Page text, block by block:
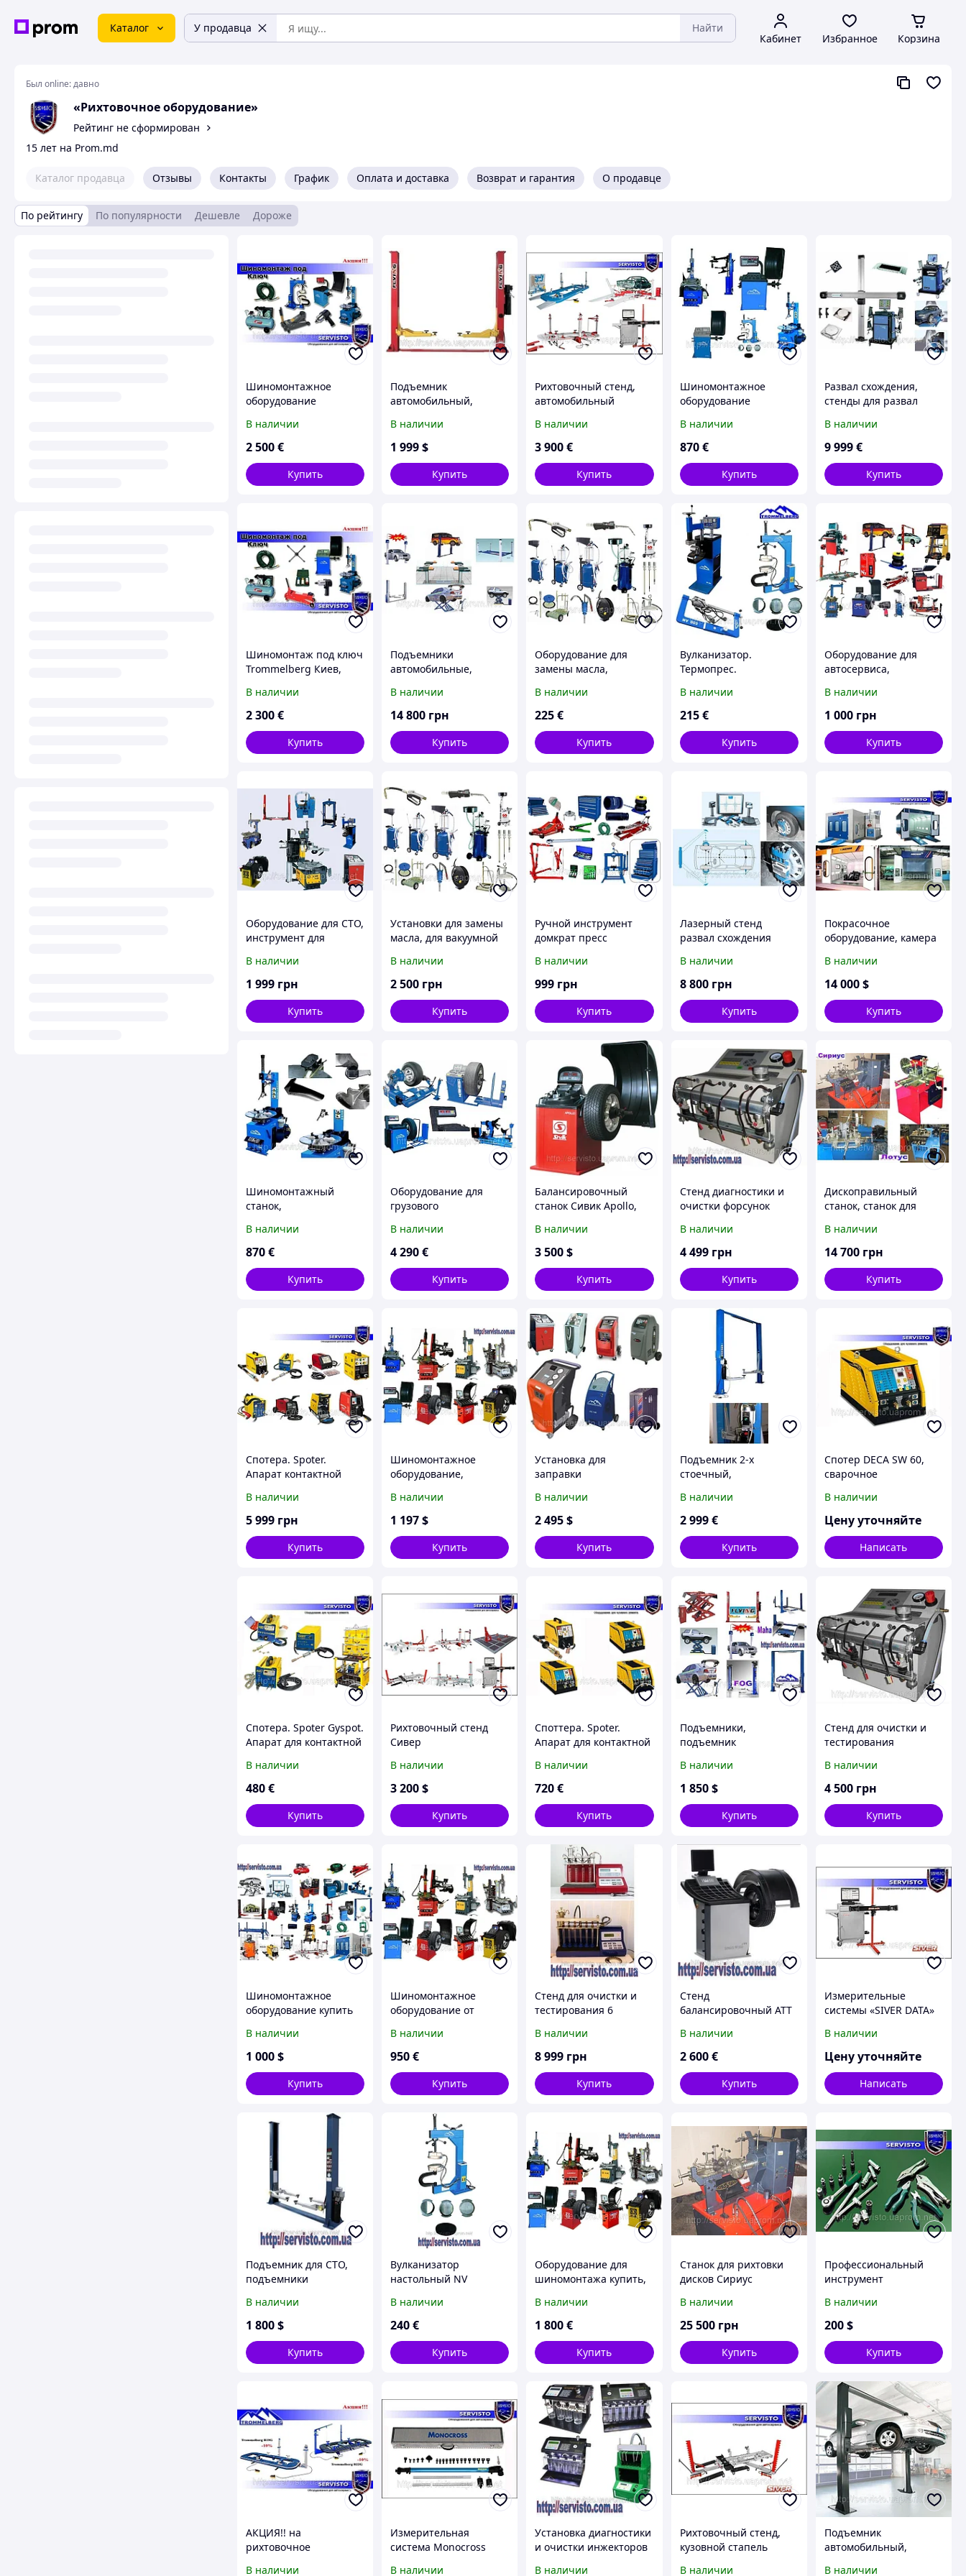
Каталог У продавца Найти
Кабинет Избранное Корзина
Был online:давно
«Рихтовочное оборудование»
Рейтинг не сформирован
15 лет на Prom.md
Каталог продавца Отзывы Контакты График Оплата и доставка Возврат и гарантия О продавце
По рейтингу По популярности Дешевле Дороже
Шиномонтажное
оборудование
ключ
В наличии
2 500€
Купить
Подъемник
автомобильный,
В наличии
1 999$
Купить
Рихтовочный стенд,
автомобильный
В наличии
3 900€
Купить
Шиномонтажное
оборудование
В наличии
870 €
Купить
Развал схождения,
стенды для развал
В наличии
9 999€
Купить
Шиномонтаж под ключ
Trommelberg Киев,
Житомир
В наличии
2 300€
Купить
Подъемники
автомобильные,
гидравлический.
В наличии
14 800 грн
Купить
Оборудование для
замены масла,
оборудование Киев,
Харковь
В наличии
225€
Купить
Вулканизатор.
Термопрес.
В наличии
215 €
Купить
Оборудование для
автосервиса,
Кривой Рог, Харьков
В наличии
1 000 грн
Купить
Оборудование для СТО,
инструмент для
В наличии
1 999 грн
Купить
Установки для замены
масла, для вакуумной
В наличии
2 500 грн
Купить
Ручной инструмент
домкрат пресс
ударные
В наличии
999 грн
Купить
Лазерный стенд
развал схождения
В наличии
8 800 грн
Купить
Покрасочное
оборудование, камера
В наличии
14 000$
Купить
Шиномонтажный
станок,
станок Trommelberg.
В наличии
870€
Купить
Оборудование для
грузового
грузовой шиномонтаж.
В наличии
4 290€
Купить
Балансировочный
станок Сивик Apollo,
оборудование.
В наличии
3 500$
Купить
Стенд диагностики и
очистки форсунок
В наличии
4 499 грн
Купить
Дископравильный
станок, станок для
В наличии
14 700 грн
Купить
Спотера. Spoter.
Апарат контактной
В наличии
5 999 грн
Купить
Шиномонтажное
оборудование,
шиномонтажный
станок.
В наличии
1 197$
Купить
Установка для
заправки
В наличии
2 495$
Купить
Подъемник 2-х
стоечный,
ассиметричный.
В наличии
2 999 €
Купить
Спотер DECA SW 60,
сварочное
В наличии
Цену уточняйте
Написать
Спотера. Spoter Gyspot.
Апарат для контактной
В наличии
480€
Купить
Рихтовочный стенд
Сивер
В наличии
3 200$
Купить
Споттера. Spoter.
Апарат для контактной
В наличии
720€
Купить
Подъемники,
подъемник
подъемник
гидравлический,
двухстоечный
В наличии
1 850 $
Купить
Стенд для очистки и
тестирования
В наличии
4 500 грн
Купить
Шиномонтажное
оборудование купить
В наличии
1 000$
Купить
Шиномонтажное
оборудование от
шиномонтажные
станки
В наличии
950€
Купить
Стенд для очистки и
тестирования 6
В наличии
8 999 грн
Купить
Стенд
балансировочный АТТ
В наличии
2 600 €
Купить
Измерительные
системы «SIVER DATA»
В наличии
Цену уточняйте
Написать
Подъемник для СТО,
подъемники
В наличии
1 800$
Купить
Вулканизатор
настольный NV
В наличии
240€
Купить
Оборудование для
шиномонтажа купить,
В наличии
1 800€
Купить
Станок для рихтовки
дисков Сириус
В наличии
25 500 грн
Купить
Профессиональный
инструмент
В наличии
200$
Купить
АКЦИЯ!! на
рихтовочное
В наличии
Измерительная
система Monocross
В наличии
Установка диагностики
и очистки инжекторов
В наличии
Рихтовочный стенд,
кузовной стапель
В наличии
Подъемник
автомобильный,
В наличии